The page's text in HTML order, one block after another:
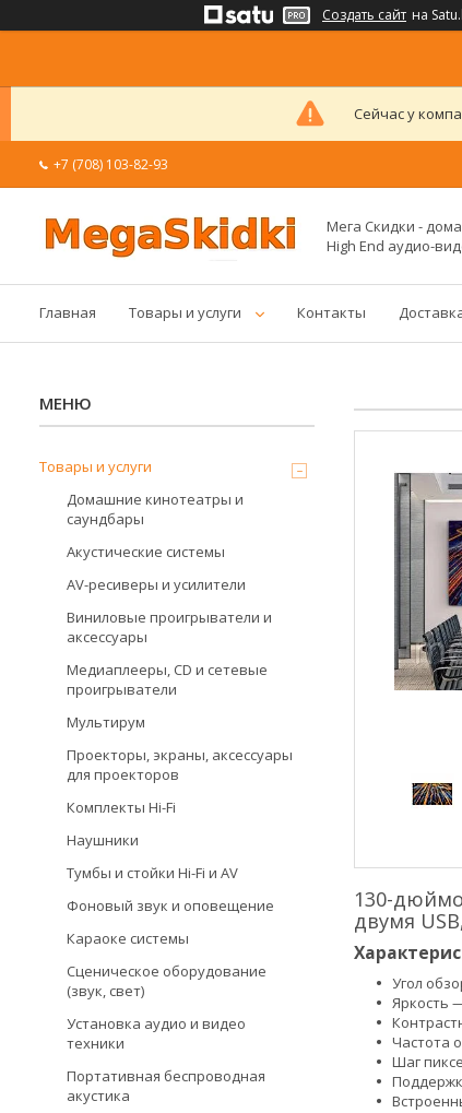
Создать сайт на
Сейчас у
+7 (708) 103-82-93
Мега Скидки -
High End аудио-
Главная Товары и услуги Контакты
130-
двумя
Угол
Яркость
Частота
Шаг
Товары и услуги
Домашние кинотеатры и
саундбары
Акустические системы
AV-ресиверы и усилители
Виниловые проигрыватели и
аксессуары
Медиаплееры, CD и сетевые
проигрыватели
Мультирум
Проекторы, экраны, аксессуары
для проекторов
Комплекты Hi-Fi
Наушники
Тумбы и стойки Hi-Fi и AV
Фоновый звук и оповещение
Караоке системы
Сценическое оборудование
(звук, свет)
Установка аудио и видео
техники
Портативная беспроводная
акустика